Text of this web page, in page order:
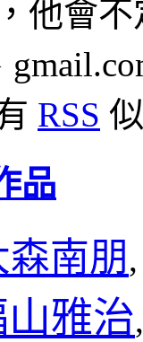
他會
RSS
品
森南朋
雅治